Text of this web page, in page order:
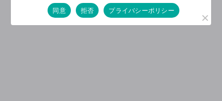
同意
拒否 プライバシーポリシー